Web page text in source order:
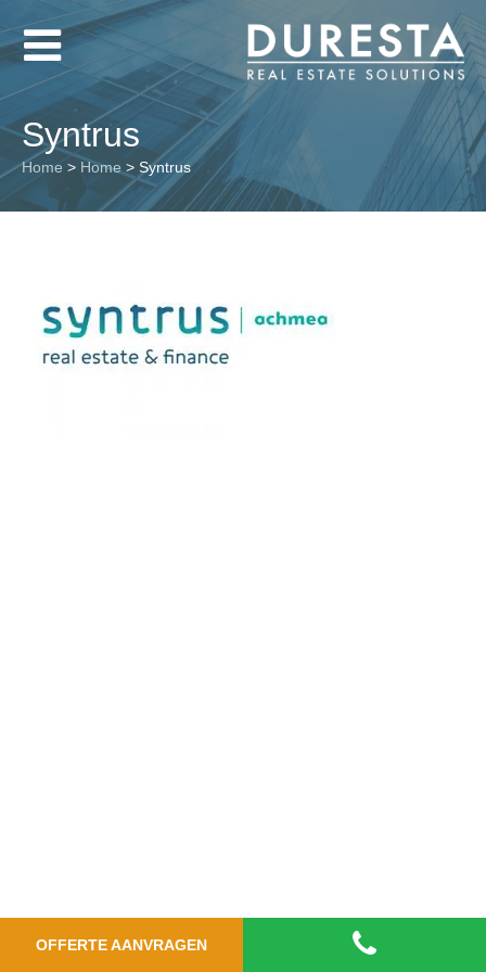
OFFERTE AANVRAGEN
Syntrus
Home > Home > Syntrus